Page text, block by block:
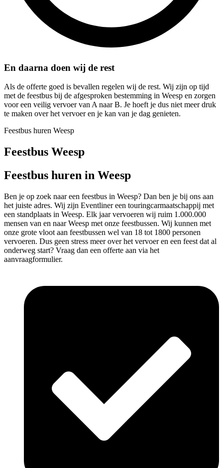
En daarna doen wij de rest
Als de offerte goed is bevallen regelen wij de rest. Wij zijn op tijd
met de feestbus bij de afgesproken bestemming in Weesp en zorgen
voor een veilig vervoer van A naar B. Je hoeft je dus niet meer druk
te maken over het vervoer en je kan van je dag genieten.
Feestbus huren Weesp
Feestbus Weesp
Feestbus huren in Weesp
Ben je op zoek naar een feestbus in Weesp? Dan ben je bij ons aan
het juiste adres. Wij zijn Eventliner een touringcarmaatschappij met
een standplaats in Weesp. Elk jaar vervoeren wij ruim 1.000.000
mensen van en naar Weesp met onze feestbussen. Wij kunnen met
onze grote vloot aan feestbussen wel van 18 tot 1800 personen
vervoeren. Dus geen stress meer over het vervoer en een feest dat al
onderweg start? Vraag dan een offerte aan via het
aanvraagformulier.